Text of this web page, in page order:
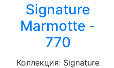
Signature
Marmotte -
770
Коллекция: Signature